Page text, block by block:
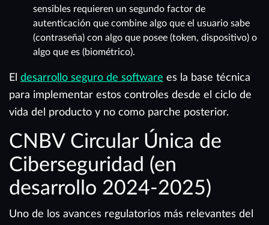
sensibles requieren un segundo factor de
autenticación que combine algo que el usuario sabe
(contraseña) con algo que posee (token, dispositivo) o
algo que es (biométrico).
El desarrollo seguro de software es la base técnica
para implementar estos controles desde el ciclo de
vida del producto y no como parche posterior.
CNBV Circular Única de
Ciberseguridad (en
desarrollo 2024-2025)
Uno de los avances regulatorios más relevantes del